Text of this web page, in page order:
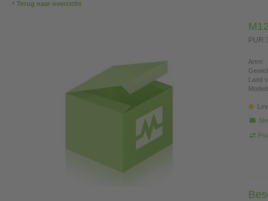
‹ Terug naar overzicht
PUR
Artnr:
Land